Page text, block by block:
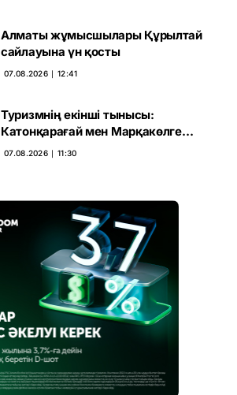
Алматы жұмысшылары Құрылтай
сайлауына үн қосты
07.08.2026 ∣ 12:41
Туризмнің екінші тынысы:
Катонқарағай мен Марқакөлге
инвестиция не береді
07.08.2026 ∣ 11:30